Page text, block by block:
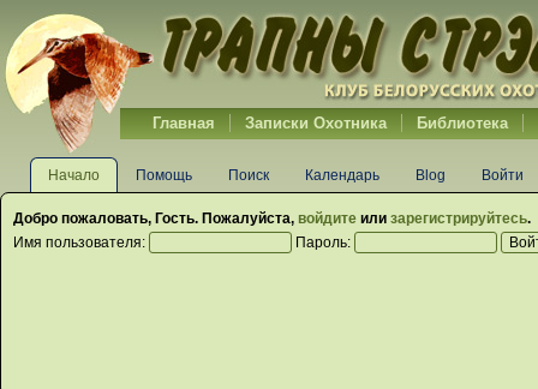
Главная Записки Охотника Библиотека
Начало Помощь Поиск Календарь Blog Войти
Добро пожаловать, Гость. Пожалуйста, войдите или зарегистрируйтесь.
Имя пользователя:
Пароль: